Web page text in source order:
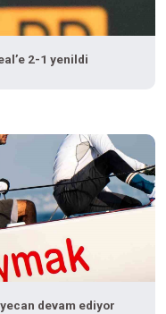
2-1 yenildi
devam ediyor